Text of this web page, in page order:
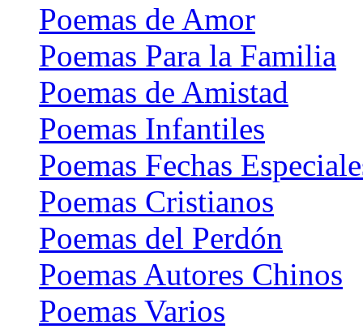
Poemas de Amor
Poemas Para la Familia
Poemas de Amistad
Poemas Infantiles
Poemas Fechas
Poemas Cristianos
Poemas del Perdón
Poemas Autores Chinos
Poemas Varios